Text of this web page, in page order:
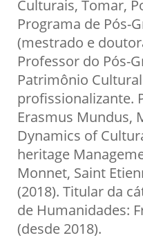
Culturais, Tomar,
Programa de Pós-
(mestrado e
Professor do Pós-
Patrimônio
profissionalizante.
Erasmus Mundus,
Dynamics of
heritage
Monnet, Saint
(2018). Titular da
de Humanidades:
(desde 2018).